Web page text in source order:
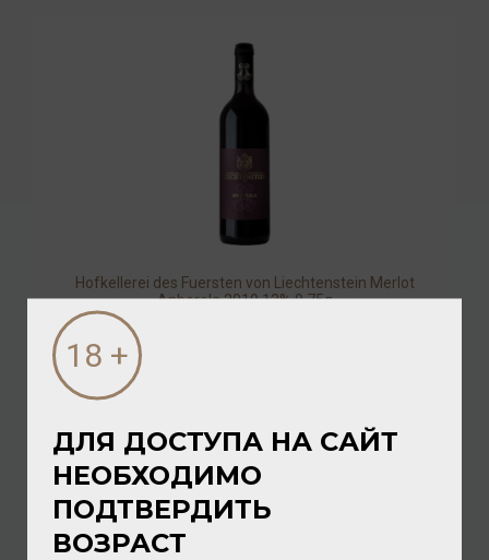
Hofkellerei des Fuersten von Liechtenstein Merlot
Anberola 2019 13% 0,75л
ДЛЯ ДОСТУПА НА САЙТ
НЕОБХОДИМО
ПОДТВЕРДИТЬ
ВОЗРАСТ